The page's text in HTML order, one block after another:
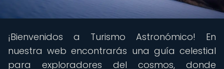
¡Bienvenidos a Turismo Astronómico! En
nuestra web encontrarás una guía celestial
para exploradores del cosmos, donde